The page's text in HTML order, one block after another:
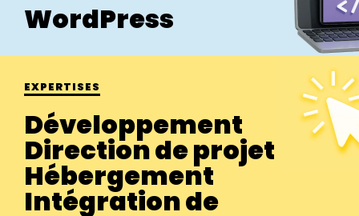
WordPress
EXPERTISES
Développement
Direction de projet
Hébergement
Intégration de